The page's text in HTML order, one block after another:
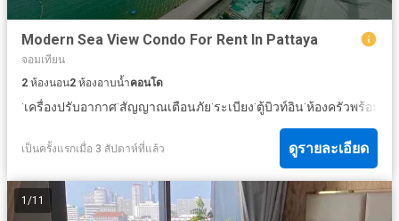
Modern Sea View Condo For Rent In Pattaya
จอมเทียน
2 ห้องนอน2 ห้องอาบน้ำคอนโด
·เครื่องปรับอากาศ·สัญญาณเตือนภัย·ระเบียง·ตู้บิวท์อิน·ห้องครัวพร้อมอุ
เป็นครั้งแรกเมื่อ 3 สัปดาห์ที่แล้ว ดูรายละเอียด
1 /11